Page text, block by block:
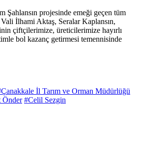
Şahlansın projesinde emeği geçen tüm
İlhami Aktaş, Seralar Kaplansın,
çiftçilerimize, üreticilerimize hayırlı
bol kazanç getirmesi temennisinde
İl Tarım ve Orman Müdürlüğü
Önder #Celil Sezgin